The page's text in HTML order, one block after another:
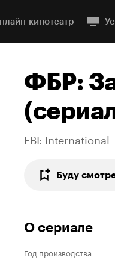
кинотеатр
ФБР:
(
FBI: International
Буду
О сериале
Год производства